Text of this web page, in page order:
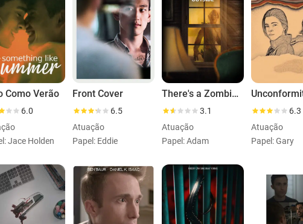
Como Verão
6.0
Jace Holden
Front Cover
6.5
Atuação
Papel: Eddie
There's a Zombie Outside
3.1
Atuação
Papel: Adam
6.3
Atuação
Papel: Gary